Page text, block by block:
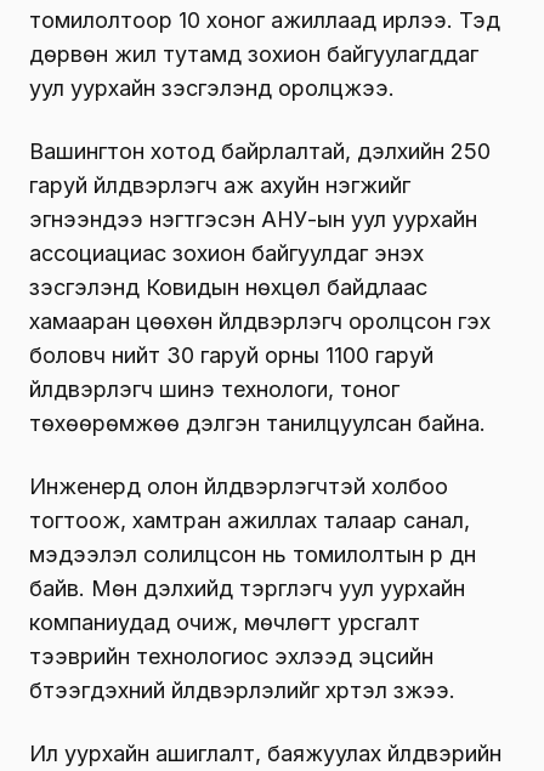
томилолтоор 10 хоног ажиллаад ирлээ. Тэд
дөрвөн жил тутамд зохион байгуулагддаг
уул уурхайн үзэсгэлэнд оролцжээ.
Вашингтон хотод байрлалтай, дэлхийн 250
гаруй үйлдвэрлэгч аж ахуйн нэгжийг
эгнээндээ нэгтгэсэн АНУ-ын уул уурхайн
ассоциациас зохион байгуулдаг энэхүү
үзэсгэлэнд Ковидын нөхцөл байдлаас
хамааран цөөхөн үйлдвэрлэгч оролцсон гэх
боловч нийт 30 гаруй орны 1100 гаруй
үйлдвэрлэгч шинэ технологи, тоног
төхөөрөмжөө дэлгэн танилцуулсан байна.
Инженерүүд олон үйлдвэрлэгчтэй холбоо
тогтоож, хамтран ажиллах талаар санал,
мэдээлэл солилцсон нь томилолтын үр дүн
байв. Мөн дэлхийд тэргүүлэгч уул уурхайн
компаниудад очиж, мөчлөгт урсгалт
тээврийн технологиос эхлээд эцсийн
бүтээгдэхүүний үйлдвэрлэлийг хүртэл үзжээ.
Ил уурхайн ашиглалт, баяжуулах үйлдвэрийн